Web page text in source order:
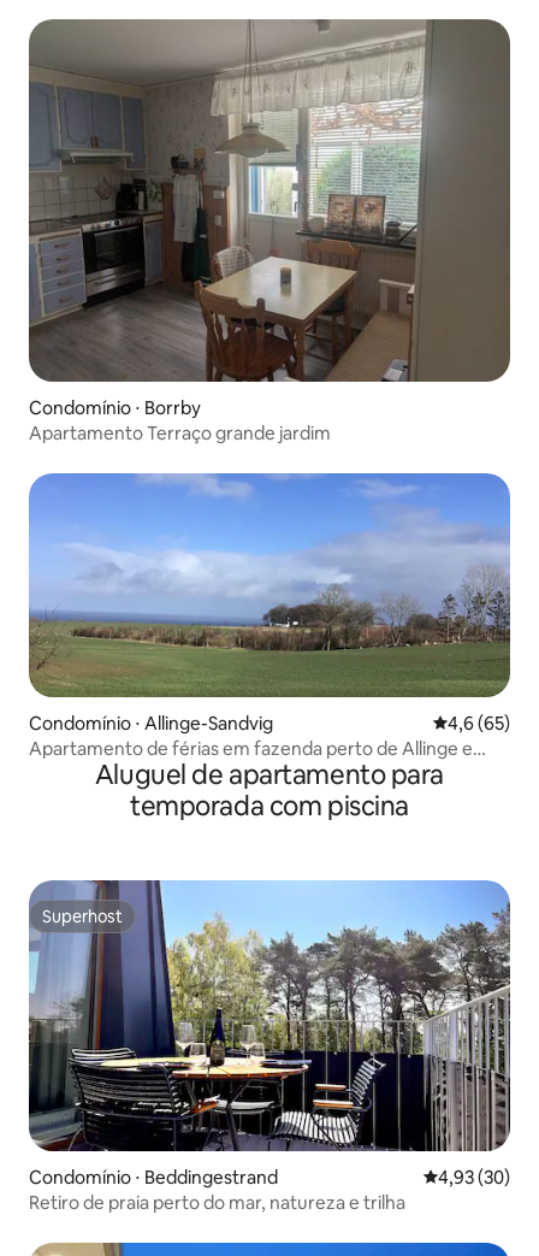
Condomínio ⋅ Borrby
Apartamento Terraço grande jardim
Condomínio ⋅ Allinge-Sandvig 4,6 de uma
4,6 (65)
Apartamento de férias em fazenda perto de Allinge e
Aluguel de apartamento para
temporada com piscina
Superhost
Superhost
Condomínio ⋅ Beddingestrand 4,93 de uma
4,93 (30)
Retiro de praia perto do mar, natureza e trilha